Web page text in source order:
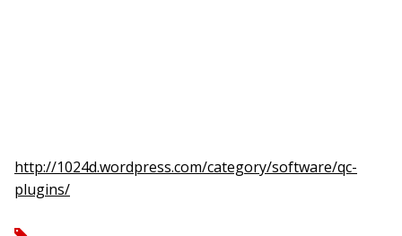
http://1024d.wordpress.com/category/software/qc-
plugins/